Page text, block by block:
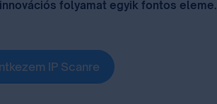
folyamat egyik fontos eleme.
IP Scanre